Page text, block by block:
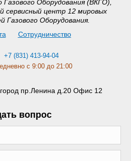
Оборудования (ВКГО),
сервисный центр 12 мировых
Газового Оборудования.
Сотрудничество
+7 (831) 413-94-04
с 9:00 до 21:00
пр.Ленина д.20 Офис 12
вопрос